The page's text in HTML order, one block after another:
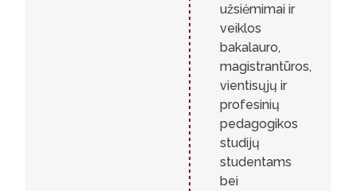
užsiėmimai ir
veiklos
bakalauro,
magistrantūros,
vientisųjų ir
profesinių
pedagogikos
studijų
studentams
bei